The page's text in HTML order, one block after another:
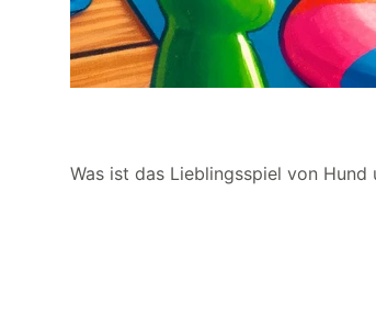
Was ist das Lieblingsspiel von Hund